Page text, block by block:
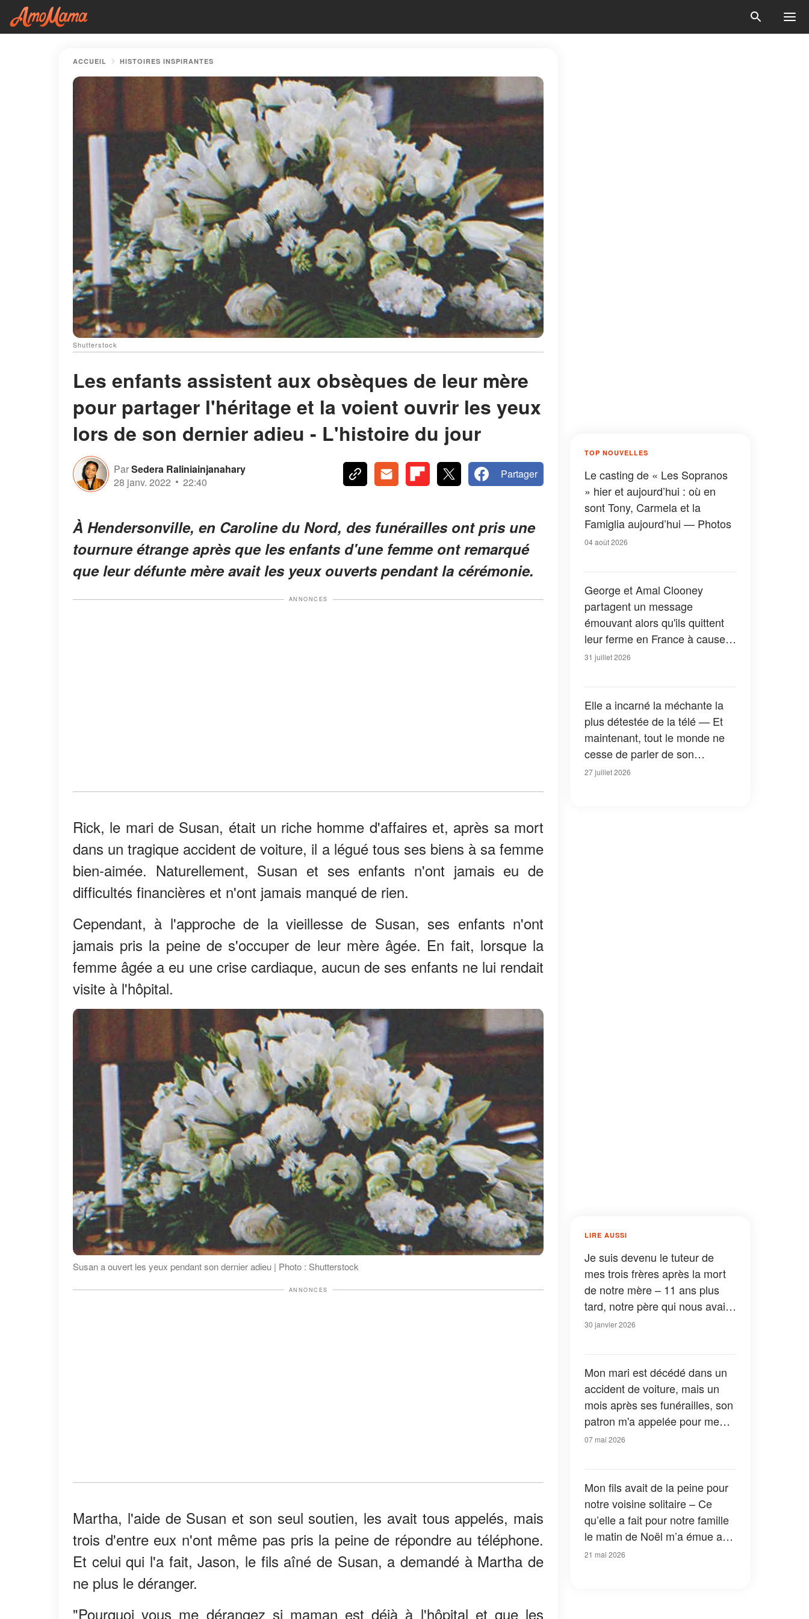
ACCUEIL HISTOIRES INSPIRANTES
Shutterstock
Les enfants assistent aux obsèques de leur mère
pour partager l'héritage et la voient ouvrir les yeux
lors de son dernier adieu - L'histoire du jour
ParSedera Raliniainjanahary
28 janv. 2022
22:40
Partager
À Hendersonville, en Caroline du Nord, des funérailles ont pris une
tournure étrange après que les enfants d'une femme ont remarqué
que leur défunte mère avait les yeux ouverts pendant la cérémonie.
ANNONCES
Rick, le mari de Susan, était un riche homme d'affaires et, après sa mort
dans un tragique accident de voiture, il a légué tous ses biens à sa femme
bien-aimée. Naturellement, Susan et ses enfants n'ont jamais eu de
difficultés financières et n'ont jamais manqué de rien.
Cependant, à l'approche de la vieillesse de Susan, ses enfants n'ont
jamais pris la peine de s'occuper de leur mère âgée. En fait, lorsque la
femme âgée a eu une crise cardiaque, aucun de ses enfants ne lui rendait
visite à l'hôpital.
Susan a ouvert les yeux pendant son dernier adieu | Photo : Shutterstock
ANNONCES
Martha, l'aide de Susan et son seul soutien, les avait tous appelés, mais
trois d'entre eux n'ont même pas pris la peine de répondre au téléphone.
Et celui qui l'a fait, Jason, le fils aîné de Susan, a demandé à Martha de
ne plus le déranger.
"Pourquoi vous me dérangez si maman est déjà à l'hôpital et que les
TOP NOUVELLES
Le casting de « Les Sopranos
» hier et aujourd’hui : où en
sont Tony, Carmela et la
Famiglia aujourd’hui — Photos
04 août 2026
George et Amal Clooney
partagent un message
émouvant alors qu'ils quittent
leur ferme en France à cause
des feux de forêt — Tous les
31 juillet 2026
Elle a incarné la méchante la
plus détestée de la télé — Et
maintenant, tout le monde ne
cesse de parler de son
apparition dans la nouvelle
27 juillet 2026
LIRE AUSSI
Je suis devenu le tuteur de
mes trois frères après la mort
de notre mère – 11 ans plus
tard, notre père qui nous avait
abandonnés est réapparu avec
30 janvier 2026
Mon mari est décédé dans un
accident de voiture, mais un
mois après ses funérailles, son
patron m'a appelée pour me
dire : « Il vous a laissé un
07 mai 2026
Mon fils avait de la peine pour
notre voisine solitaire – Ce
qu’elle a fait pour notre famille
le matin de Noël m’a émue aux
larmes
21 mai 2026